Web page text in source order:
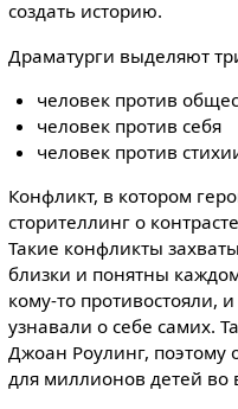
создать историю.
Драматурги выделяют
человек против
человек против себя
человек против
Конфликт, в котором
сторителлинг о
Такие конфликты
близки и понятны
кому-то противостояли,
узнавали о себе самих.
Джоан Роулинг, поэтому
для миллионов детей во